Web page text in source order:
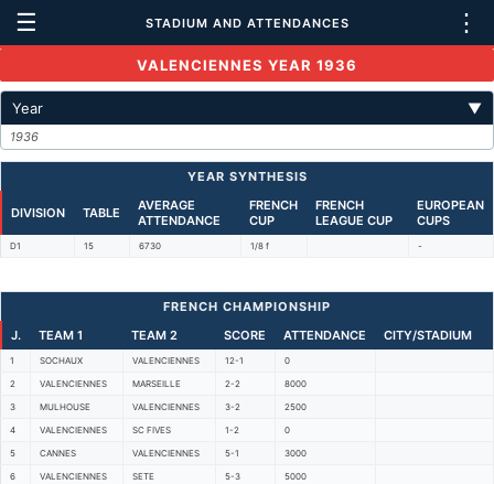
☰ STADIUM AND ATTENDANCES ⋮
VALENCIENNES YEAR 1936
Year ▼
1936
YEAR SYNTHESIS
DIVISION TABLE
AVERAGE
ATTENDANCE
FRENCH
CUP
FRENCH
LEAGUE CUP
EUROPEAN
CUPS
D1 15 6730 1/8 f -
FRENCH CHAMPIONSHIP
J.
TEAM 1 TEAM 2 SCORE ATTENDANCE CITY/STADIUM
1 SOCHAUX VALENCIENNES 12-1 0
2 VALENCIENNES MARSEILLE 2-2 8000
3 MULHOUSE VALENCIENNES 3-2 2500
4 VALENCIENNES SC FIVES 1-2 0
5 CANNES VALENCIENNES 5-1 3000
6 VALENCIENNES SETE 5-3 5000